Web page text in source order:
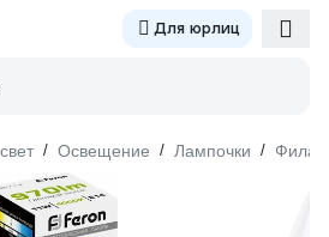
Для юрлиц
/ Освещение / Лампочки /